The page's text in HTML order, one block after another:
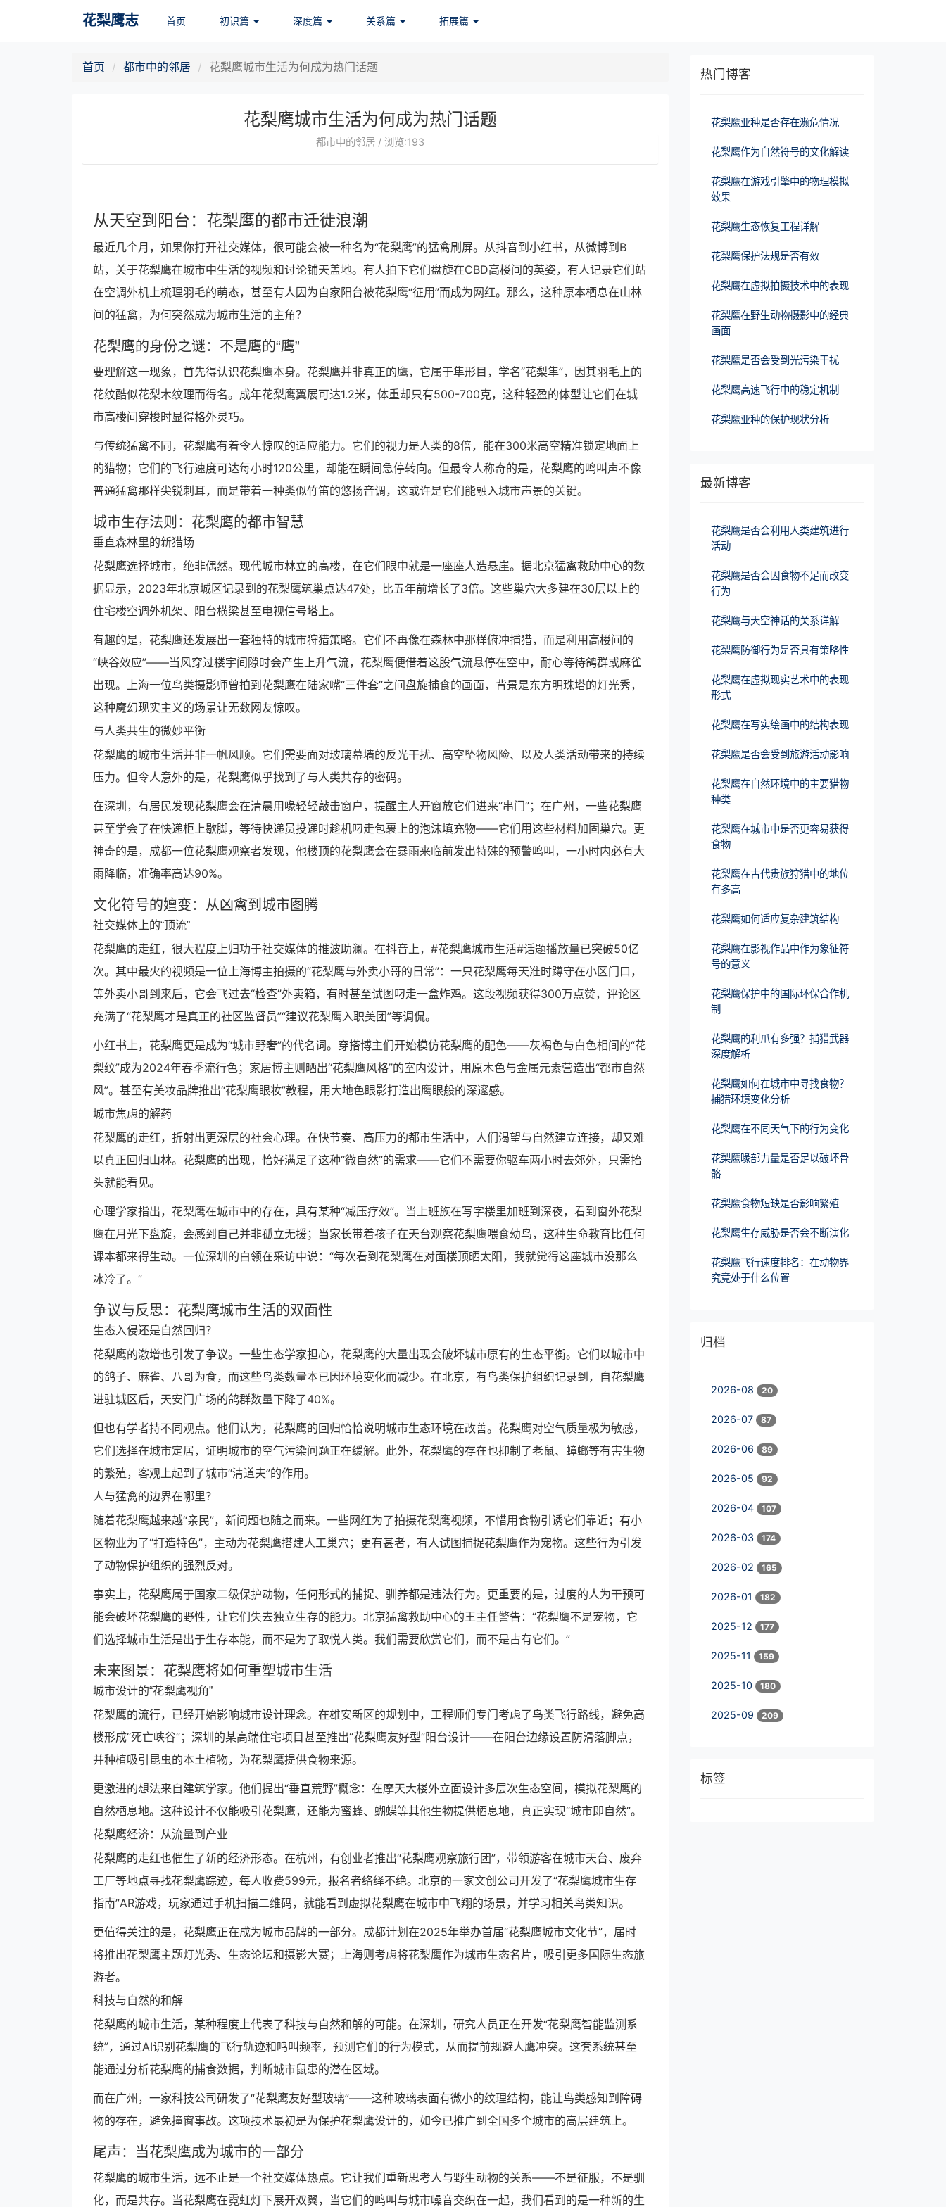
花梨鹰志 首页 初识篇 深度篇 关系篇 拓展篇
首页 都市中的邻居 花梨鹰城市生活为何成为热门话题
花梨鹰城市生活为何成为热门话题
都市中的邻居 / 浏览:193
从天空到阳台：花梨鹰的都市迁徙浪潮
最近几个月，如果你打开社交媒体，很可能会被一种名为“花梨鹰”的猛禽刷屏。从抖音到小红书，从微博到B
站，关于花梨鹰在城市中生活的视频和讨论铺天盖地。有人拍下它们盘旋在CBD高楼间的英姿，有人记录它们站
在空调外机上梳理羽毛的萌态，甚至有人因为自家阳台被花梨鹰“征用”而成为网红。那么，这种原本栖息在山林
间的猛禽，为何突然成为城市生活的主角？
花梨鹰的身份之谜：不是鹰的“鹰”
要理解这一现象，首先得认识花梨鹰本身。花梨鹰并非真正的鹰，它属于隼形目，学名“花梨隼”，因其羽毛上的
花纹酷似花梨木纹理而得名。成年花梨鹰翼展可达1.2米，体重却只有500-700克，这种轻盈的体型让它们在城
市高楼间穿梭时显得格外灵巧。
与传统猛禽不同，花梨鹰有着令人惊叹的适应能力。它们的视力是人类的8倍，能在300米高空精准锁定地面上
的猎物；它们的飞行速度可达每小时120公里，却能在瞬间急停转向。但最令人称奇的是，花梨鹰的鸣叫声不像
普通猛禽那样尖锐刺耳，而是带着一种类似竹笛的悠扬音调，这或许是它们能融入城市声景的关键。
城市生存法则：花梨鹰的都市智慧
垂直森林里的新猎场
花梨鹰选择城市，绝非偶然。现代城市林立的高楼，在它们眼中就是一座座人造悬崖。据北京猛禽救助中心的数
据显示，2023年北京城区记录到的花梨鹰筑巢点达47处，比五年前增长了3倍。这些巢穴大多建在30层以上的
住宅楼空调外机架、阳台横梁甚至电视信号塔上。
有趣的是，花梨鹰还发展出一套独特的城市狩猎策略。它们不再像在森林中那样俯冲捕猎，而是利用高楼间的
“峡谷效应”——当风穿过楼宇间隙时会产生上升气流，花梨鹰便借着这股气流悬停在空中，耐心等待鸽群或麻雀
出现。上海一位鸟类摄影师曾拍到花梨鹰在陆家嘴“三件套”之间盘旋捕食的画面，背景是东方明珠塔的灯光秀，
这种魔幻现实主义的场景让无数网友惊叹。
与人类共生的微妙平衡
花梨鹰的城市生活并非一帆风顺。它们需要面对玻璃幕墙的反光干扰、高空坠物风险、以及人类活动带来的持续
压力。但令人意外的是，花梨鹰似乎找到了与人类共存的密码。
在深圳，有居民发现花梨鹰会在清晨用喙轻轻敲击窗户，提醒主人开窗放它们进来“串门”；在广州，一些花梨鹰
甚至学会了在快递柜上歇脚，等待快递员投递时趁机叼走包裹上的泡沫填充物——它们用这些材料加固巢穴。更
神奇的是，成都一位花梨鹰观察者发现，他楼顶的花梨鹰会在暴雨来临前发出特殊的预警鸣叫，一小时内必有大
雨降临，准确率高达90%。
文化符号的嬗变：从凶禽到城市图腾
社交媒体上的“顶流”
花梨鹰的走红，很大程度上归功于社交媒体的推波助澜。在抖音上，#花梨鹰城市生活#话题播放量已突破50亿
次。其中最火的视频是一位上海博主拍摄的“花梨鹰与外卖小哥的日常”：一只花梨鹰每天准时蹲守在小区门口，
等外卖小哥到来后，它会飞过去“检查”外卖箱，有时甚至试图叼走一盒炸鸡。这段视频获得300万点赞，评论区
充满了“花梨鹰才是真正的社区监督员”“建议花梨鹰入职美团”等调侃。
小红书上，花梨鹰更是成为“城市野奢”的代名词。穿搭博主们开始模仿花梨鹰的配色——灰褐色与白色相间的“花
梨纹”成为2024年春季流行色；家居博主则晒出“花梨鹰风格”的室内设计，用原木色与金属元素营造出“都市自然
风”。甚至有美妆品牌推出“花梨鹰眼妆”教程，用大地色眼影打造出鹰眼般的深邃感。
城市焦虑的解药
花梨鹰的走红，折射出更深层的社会心理。在快节奏、高压力的都市生活中，人们渴望与自然建立连接，却又难
以真正回归山林。花梨鹰的出现，恰好满足了这种“微自然”的需求——它们不需要你驱车两小时去郊外，只需抬
头就能看见。
心理学家指出，花梨鹰在城市中的存在，具有某种“减压疗效”。当上班族在写字楼里加班到深夜，看到窗外花梨
鹰在月光下盘旋，会感到自己并非孤立无援；当家长带着孩子在天台观察花梨鹰喂食幼鸟，这种生命教育比任何
课本都来得生动。一位深圳的白领在采访中说：“每次看到花梨鹰在对面楼顶晒太阳，我就觉得这座城市没那么
冰冷了。”
争议与反思：花梨鹰城市生活的双面性
生态入侵还是自然回归？
花梨鹰的激增也引发了争议。一些生态学家担心，花梨鹰的大量出现会破坏城市原有的生态平衡。它们以城市中
的鸽子、麻雀、八哥为食，而这些鸟类数量本已因环境变化而减少。在北京，有鸟类保护组织记录到，自花梨鹰
进驻城区后，天安门广场的鸽群数量下降了40%。
但也有学者持不同观点。他们认为，花梨鹰的回归恰恰说明城市生态环境在改善。花梨鹰对空气质量极为敏感，
它们选择在城市定居，证明城市的空气污染问题正在缓解。此外，花梨鹰的存在也抑制了老鼠、蟑螂等有害生物
的繁殖，客观上起到了城市“清道夫”的作用。
人与猛禽的边界在哪里？
随着花梨鹰越来越“亲民”，新问题也随之而来。一些网红为了拍摄花梨鹰视频，不惜用食物引诱它们靠近；有小
区物业为了“打造特色”，主动为花梨鹰搭建人工巢穴；更有甚者，有人试图捕捉花梨鹰作为宠物。这些行为引发
了动物保护组织的强烈反对。
事实上，花梨鹰属于国家二级保护动物，任何形式的捕捉、驯养都是违法行为。更重要的是，过度的人为干预可
能会破坏花梨鹰的野性，让它们失去独立生存的能力。北京猛禽救助中心的王主任警告：“花梨鹰不是宠物，它
们选择城市生活是出于生存本能，而不是为了取悦人类。我们需要欣赏它们，而不是占有它们。”
未来图景：花梨鹰将如何重塑城市生活
城市设计的“花梨鹰视角”
花梨鹰的流行，已经开始影响城市设计理念。在雄安新区的规划中，工程师们专门考虑了鸟类飞行路线，避免高
楼形成“死亡峡谷”；深圳的某高端住宅项目甚至推出“花梨鹰友好型”阳台设计——在阳台边缘设置防滑落脚点，
并种植吸引昆虫的本土植物，为花梨鹰提供食物来源。
更激进的想法来自建筑学家。他们提出“垂直荒野”概念：在摩天大楼外立面设计多层次生态空间，模拟花梨鹰的
自然栖息地。这种设计不仅能吸引花梨鹰，还能为蜜蜂、蝴蝶等其他生物提供栖息地，真正实现“城市即自然”。
花梨鹰经济：从流量到产业
花梨鹰的走红也催生了新的经济形态。在杭州，有创业者推出“花梨鹰观察旅行团”，带领游客在城市天台、废弃
工厂等地点寻找花梨鹰踪迹，每人收费599元，报名者络绎不绝。北京的一家文创公司开发了“花梨鹰城市生存
指南”AR游戏，玩家通过手机扫描二维码，就能看到虚拟花梨鹰在城市中飞翔的场景，并学习相关鸟类知识。
更值得关注的是，花梨鹰正在成为城市品牌的一部分。成都计划在2025年举办首届“花梨鹰城市文化节”，届时
将推出花梨鹰主题灯光秀、生态论坛和摄影大赛；上海则考虑将花梨鹰作为城市生态名片，吸引更多国际生态旅
游者。
科技与自然的和解
花梨鹰的城市生活，某种程度上代表了科技与自然和解的可能。在深圳，研究人员正在开发“花梨鹰智能监测系
统”，通过AI识别花梨鹰的飞行轨迹和鸣叫频率，预测它们的行为模式，从而提前规避人鹰冲突。这套系统甚至
能通过分析花梨鹰的捕食数据，判断城市鼠患的潜在区域。
而在广州，一家科技公司研发了“花梨鹰友好型玻璃”——这种玻璃表面有微小的纹理结构，能让鸟类感知到障碍
物的存在，避免撞窗事故。这项技术最初是为保护花梨鹰设计的，如今已推广到全国多个城市的高层建筑上。
尾声：当花梨鹰成为城市的一部分
花梨鹰的城市生活，远不止是一个社交媒体热点。它让我们重新思考人与野生动物的关系——不是征服，不是驯
化，而是共存。当花梨鹰在霓虹灯下展开双翼，当它们的鸣叫与城市噪音交织在一起，我们看到的是一种新的生
热门博客
花梨鹰亚种是否存在濒危情况
花梨鹰作为自然符号的文化解读
花梨鹰在游戏引擎中的物理模拟
效果
花梨鹰生态恢复工程详解
花梨鹰保护法规是否有效
花梨鹰在虚拟拍摄技术中的表现
花梨鹰在野生动物摄影中的经典
画面
花梨鹰是否会受到光污染干扰
花梨鹰高速飞行中的稳定机制
花梨鹰亚种的保护现状分析
最新博客
花梨鹰是否会利用人类建筑进行
活动
花梨鹰是否会因食物不足而改变
行为
花梨鹰与天空神话的关系详解
花梨鹰防御行为是否具有策略性
花梨鹰在虚拟现实艺术中的表现
形式
花梨鹰在写实绘画中的结构表现
花梨鹰是否会受到旅游活动影响
花梨鹰在自然环境中的主要猎物
种类
花梨鹰在城市中是否更容易获得
食物
花梨鹰在古代贵族狩猎中的地位
有多高
花梨鹰如何适应复杂建筑结构
花梨鹰在影视作品中作为象征符
号的意义
花梨鹰保护中的国际环保合作机
制
花梨鹰的利爪有多强？捕猎武器
深度解析
花梨鹰如何在城市中寻找食物？
捕猎环境变化分析
花梨鹰在不同天气下的行为变化
花梨鹰喙部力量是否足以破坏骨
骼
花梨鹰食物短缺是否影响繁殖
花梨鹰生存威胁是否会不断演化
花梨鹰飞行速度排名：在动物界
究竟处于什么位置
归档
2026-08 20
2026-07 87
2026-06 89
2026-05 92
2026-04 107
2026-03 174
2026-02 165
2026-01 182
2025-12 177
2025-11 159
2025-10 180
2025-09 209
标签